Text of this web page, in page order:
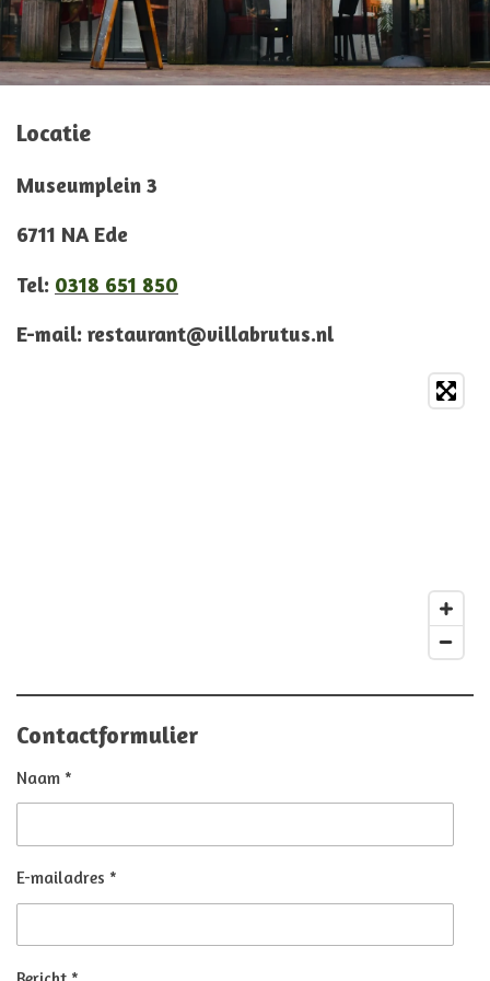
Locatie
Museumplein 3
6711 NA Ede
Tel: 0318 651 850
E-mail: restaurant@villabrutus.nl
Contactformulier
Naam *
E-mailadres *